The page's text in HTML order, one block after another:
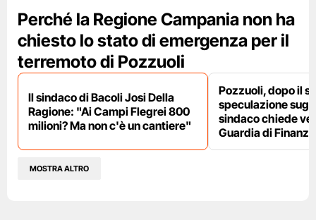
Perché la Regione Campania non ha
chiesto lo stato di emergenza per il
terremoto di Pozzuoli
Il sindaco di Bacoli Josi Della
Ragione: "Ai Campi Flegrei 800
milioni? Ma non c'è un cantiere"
Pozzuoli, dopo il
speculazione
sindaco chiede
Guardia di Finanza
MOSTRA ALTRO